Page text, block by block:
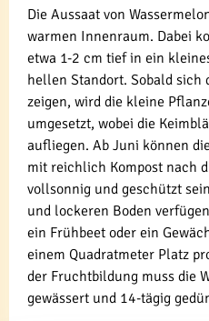
Die Aussaat von
warmen Innenraum. Dabei
etwa 1-2 cm tief in ein
hellen Standort. Sobald sich
zeigen, wird die kleine
umgesetzt, wobei die
aufliegen. Ab Juni können
mit reichlich Kompost nach
vollsonnig und geschützt
und lockeren Boden
ein Frühbeet oder ein
einem Quadratmeter Platz
der Fruchtbildung muss die
gewässert und 14-tägig